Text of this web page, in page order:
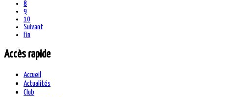
8
9
10
Suivant
Fin
Accès rapide
Accueil
Actualités
Club